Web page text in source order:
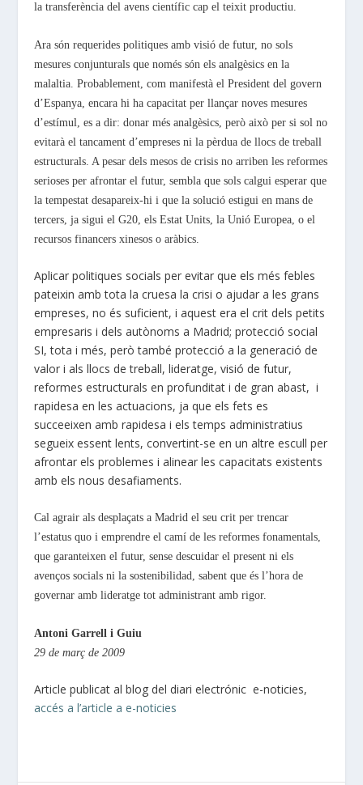
la transferència del avens científic cap el teixit productiu.
Ara són requerides politiques amb visió de futur, no sols
mesures conjunturals que només són els analgèsics en la
malaltia. Probablement, com manifestà el President del govern
d’Espanya, encara hi ha capacitat per llançar noves mesures
d’estímul, es a dir: donar més analgèsics, però això per si sol no
evitarà el tancament d’empreses ni la pèrdua de llocs de treball
estructurals. A pesar dels mesos de crisis no arriben les reformes
serioses per afrontar el futur, sembla que sols calgui esperar que
la tempestat desapareix-hi i que la solució estigui en mans de
tercers, ja sigui el G20, els Estat Units, la Unió Europea, o el
recursos financers xinesos o aràbics.
Aplicar politiques socials per evitar que els més febles
pateixin amb tota la cruesa la crisi o ajudar a les grans
empreses, no és suficient, i aquest era el crit dels petits
empresaris i dels autònoms a Madrid; protecció social
SI, tota i més, però també protecció a la generació de
valor i als llocs de treball, lideratge, visió de futur,
reformes estructurals en profunditat i de gran abast, i
rapidesa en les actuacions, ja que els fets es
succeeixen amb rapidesa i els temps administratius
segueix essent lents, convertint-se en un altre escull per
afrontar els problemes i alinear les capacitats existents
amb els nous desafiaments.
Cal agrair als desplaçats a Madrid el seu crit per trencar
l’estatus quo i emprendre el camí de les reformes fonamentals,
que garanteixen el futur, sense descuidar el present ni els
avenços socials ni la sostenibilidad, sabent que és l’hora de
governar amb lideratge tot administrant amb rigor.
Antoni Garrell i Guiu
29 de març de 2009
Article publicat al blog del diari electrónic e-noticies,
accés a l’article a e-noticies